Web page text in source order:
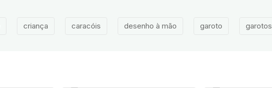
criança caracóis desenho à mão garoto garotos